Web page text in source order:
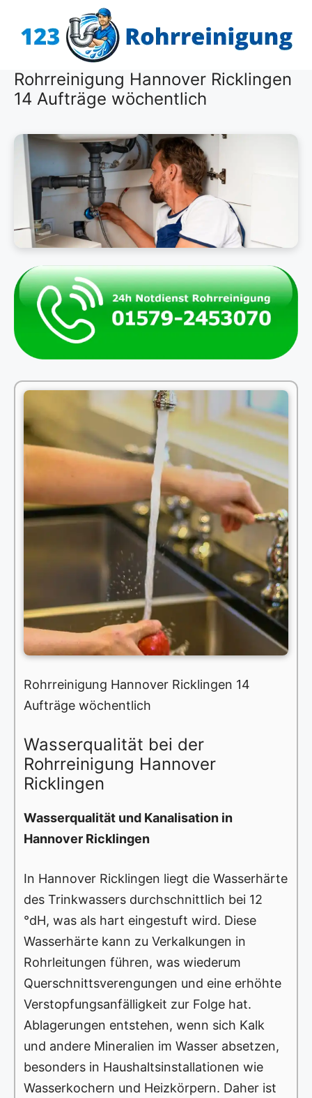
Inhalt
Rohrreinigung Hannover Ricklingen
14 Aufträge wöchentlich
Rohrreinigung Hannover Ricklingen 14
Aufträge wöchentlich
Wasserqualität bei der
Rohrreinigung Hannover
Ricklingen
Wasserqualität und Kanalisation in
Hannover Ricklingen
In Hannover Ricklingen liegt die Wasserhärte
des Trinkwassers durchschnittlich bei 12
°dH, was als hart eingestuft wird. Diese
Wasserhärte kann zu Verkalkungen in
Rohrleitungen führen, was wiederum
Querschnittsverengungen und eine erhöhte
Verstopfungsanfälligkeit zur Folge hat.
Ablagerungen entstehen, wenn sich Kalk
und andere Mineralien im Wasser absetzen,
besonders in Haushaltsinstallationen wie
Wasserkochern und Heizkörpern. Daher ist